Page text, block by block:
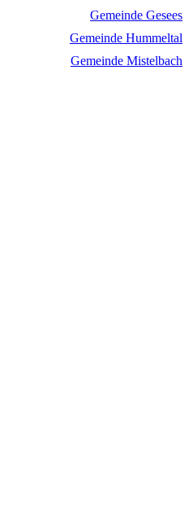
Gemeinde Gesees
Gemeinde Hummeltal
Gemeinde Mistelbach